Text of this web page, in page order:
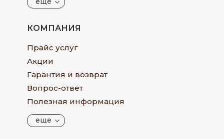
КОМПАНИЯ
Прайс услуг
Акции
Гарантия и возврат
Вопрос-ответ
Полезная информация
еще